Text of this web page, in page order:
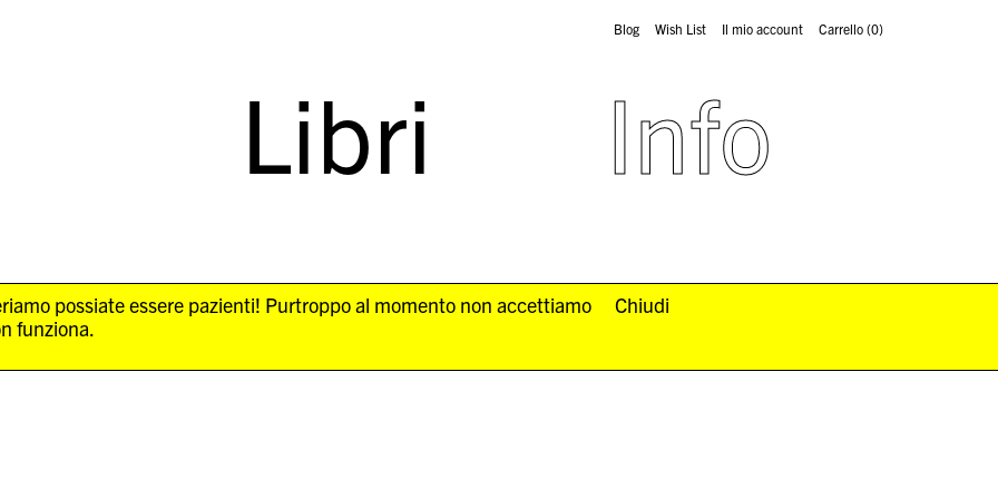
Libri Info
Blog Wish List Il mio account Carrello(0)
possiate essere pazienti! Purtroppo al momento non accettiamo
funziona.
Chiudi